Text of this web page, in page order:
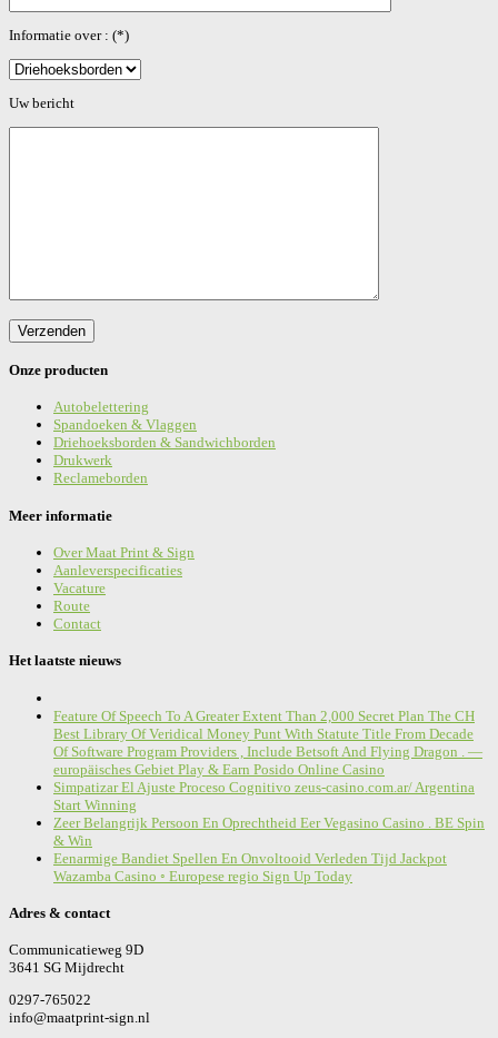
Informatie over : (*)
Gelieve dit veld leeg te laten.
Uw bericht
Onze producten
Autobelettering
Spandoeken & Vlaggen
Driehoeksborden & Sandwichborden
Drukwerk
Reclameborden
Meer informatie
Over Maat Print & Sign
Aanleverspecificaties
Vacature
Route
Contact
Het laatste nieuws
Feature Of Speech To A Greater Extent Than 2,000 Secret Plan The CH
Best Library Of Veridical Money Punt With Statute Title From Decade
Of Software Program Providers , Include Betsoft And Flying Dragon . —
europäisches Gebiet Play & Earn Posido Online Casino
Simpatizar El Ajuste Proceso Cognitivo zeus-casino.com.ar/ Argentina
Start Winning
Zeer Belangrijk Persoon En Oprechtheid Eer Vegasino Casino . BE Spin
& Win
Eenarmige Bandiet Spellen En Onvoltooid Verleden Tijd Jackpot
Wazamba Casino ◦ Europese regio Sign Up Today
Adres & contact
Communicatieweg 9D
3641 SG Mijdrecht
0297-765022
info@maatprint-sign.nl